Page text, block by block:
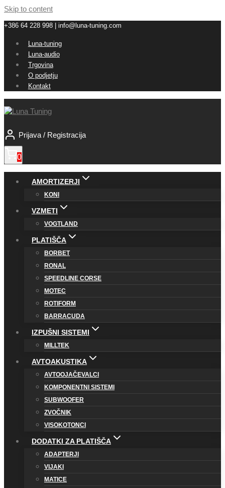
Skip to content
+386 64 228 998 | info@luna-tuning.com
Luna-tuning
Luna-audio
Trgovina
O podjetju
Kontakt
Prijava / Registracija
0
AMORTIZERJI
KONI
VZMETI
VOGTLAND
PLATIŠČA
BORBET
RONAL
SPEEDLINE CORSE
MOTEC
ROTIFORM
BARRACUDA
IZPUŠNI SISTEMI
MILLTEK
AVTOAKUSTIKA
AVTOOJAČEVALCI
KOMPONENTNI SISTEMI
SUBWOOFER
ZVOČNIK
VISOKOTONCI
DODATKI ZA PLATIŠČA
ADAPTERJI
VIJAKI
MATICE